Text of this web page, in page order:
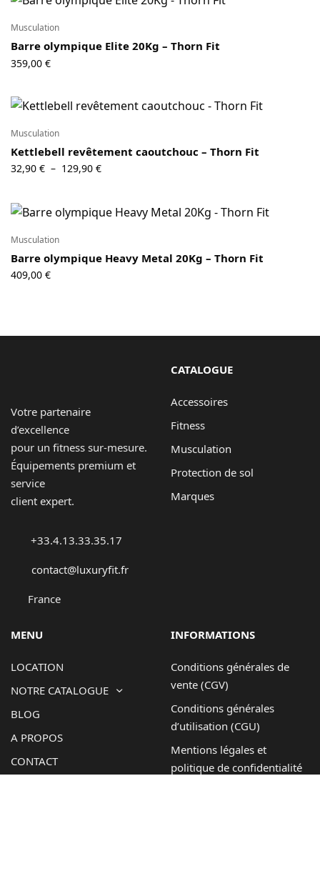
Musculation
Barre olympique Elite 20Kg – Thorn Fit
359,00 €
Musculation
Kettlebell revêtement caoutchouc – Thorn Fit
32,90 € – 129,90 €Plage
à
Musculation
Barre olympique Heavy Metal 20Kg – Thorn Fit
409,00 €
Votre partenaire
d’excellence
pour un fitness sur-mesure.
Équipements premium et
service
client expert.
+33.4.13.33.35.17
contact@luxuryfit.fr
France
CATALOGUE
Accessoires
Fitness
Musculation
Protection de sol
Marques
MENU
LOCATION
NOTRE CATALOGUE
BLOG
A PROPOS
CONTACT
INFORMATIONS
Conditions générales de
vente (CGV)
Conditions générales
d’utilisation (CGU)
Mentions légales et
politique de confidentialité